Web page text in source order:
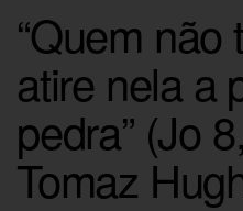
“Quem não
atire nela a
pedra” (Jo
Tomaz